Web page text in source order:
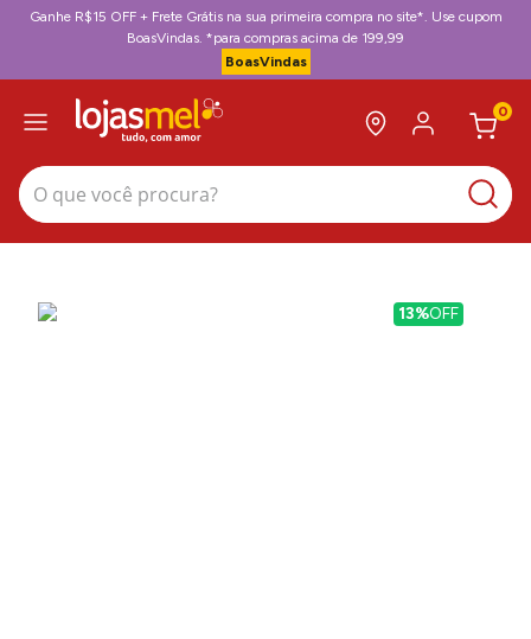
Ganhe R$15 OFF + Frete Grátis na sua primeira compra no site*. Use cupom
BoasVindas. *para compras acima de 199,99
BoasVindas
0
O que você procura?
13%OFF